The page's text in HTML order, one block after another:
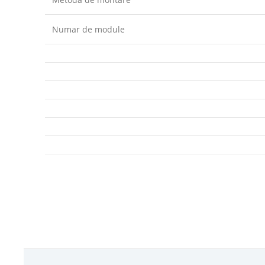
Numar de module